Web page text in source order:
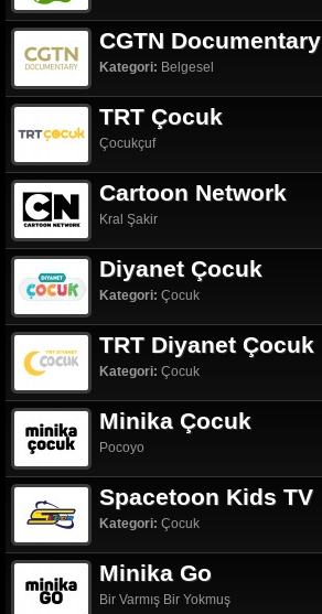
CGTN Documentary
Kategori: Belgesel
TRT Çocuk
Çocukçuf
Cartoon Network
Kral Şakir
Diyanet Çocuk
Kategori: Çocuk
TRT Diyanet Çocuk
Kategori: Çocuk
Minika Çocuk
Pocoyo
Spacetoon Kids TV
Kategori: Çocuk
Minika Go
Bir Varmış Bir Yokmuş